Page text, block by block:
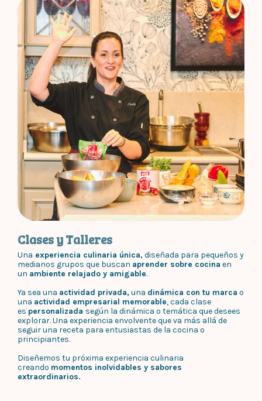
Clases y Talleres
Una experiencia culinaria única,diseñada para pequeños y
medianos grupos que buscan aprender sobre cocina en
un ambiente relajado y amigable.
Ya sea una actividad privada,una dinámica con tu marca o
una actividad empresarial memorable, cada clase
es personalizada según la dinámica o temática que desees
explorar. Una experiencia envolvente que va más allá de
seguir una receta para entusiastas de la cocina o
principiantes.
Diseñemos tu próxima experiencia culinaria
creando momentos inolvidables y sabores
extraordinarios.